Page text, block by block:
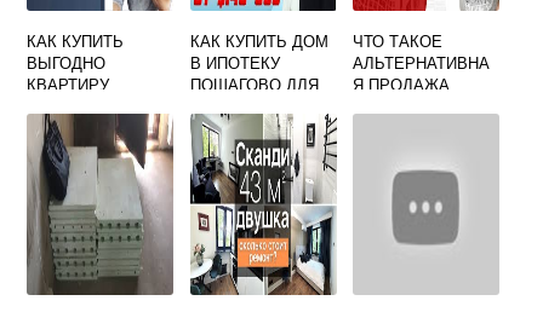
КАК КУПИТЬ
ВЫГОДНО
КВАРТИРУ
КАК КУПИТЬ ДОМ
В ИПОТЕКУ
ПОШАГОВО ДЛЯ
МАТЕРИНСКИМ
КАПИТАЛОМ
ЧТО ТАКОЕ
АЛЬТЕРНАТИВНА
Я ПРОДАЖА